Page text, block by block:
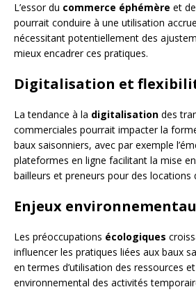
L’essor du commerce éphémère et
pourrait conduire à une utilisation
nécessitant potentiellement des
mieux encadrer ces pratiques.
Digitalisation et
La tendance à la digitalisation des
commerciales pourrait impacter la
baux saisonniers, avec par exemple
plateformes en ligne facilitant la mise
bailleurs et preneurs pour des locations
Enjeux
Les préoccupations écologiques
influencer les pratiques liées aux baux
en termes d’utilisation des ressources et
environnemental des activités